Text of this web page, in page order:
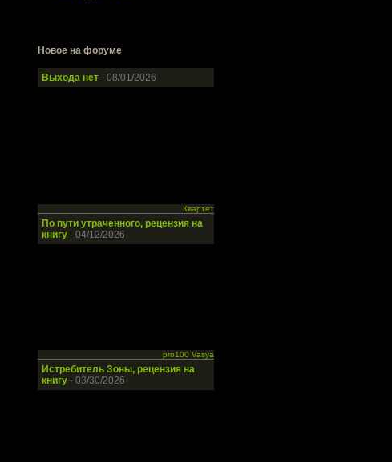
Новое на форуме
Выхода нет - 08/01/2026
Квартет
По пути утраченного, рецензия на
книгу - 04/12/2026
pro100 Vasya
Истребитель Зоны, рецензия на
книгу - 03/30/2026